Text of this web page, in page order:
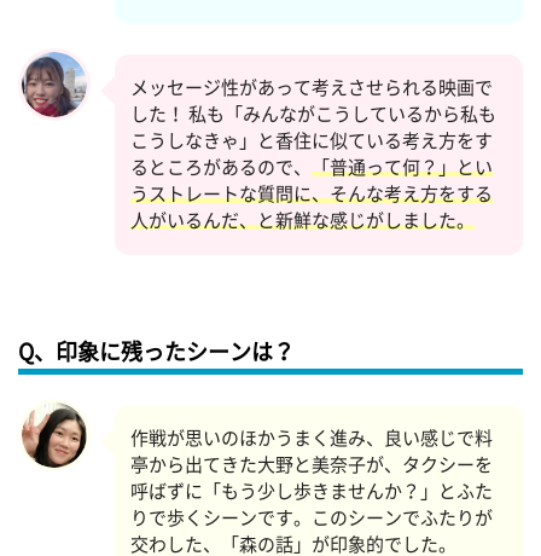
メッセージ性があって考えさせられる映画で
した！ 私も「みんながこうしているから私も
こうしなきゃ」と香住に似ている考え方をす
るところがあるので、
「普通って何？」とい
うストレートな質問に、そんな考え方をする
人がいるんだ、と新鮮な感じがしました。
Q、印象に残ったシーンは？
作戦が思いのほかうまく進み、良い感じで料
亭から出てきた大野と美奈子が、タクシーを
呼ばずに「もう少し歩きませんか？」とふた
りで歩くシーンです。このシーンでふたりが
交わした、「森の話」が印象的でした。